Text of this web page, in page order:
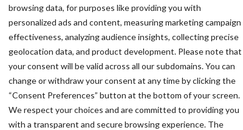
browsing data, for purposes like providing you with
personalized ads and content, measuring marketing campaign
effectiveness, analyzing audience insights, collecting precise
geolocation data, and product development. Please note that
your consent will be valid across all our subdomains. You can
change or withdraw your consent at any time by clicking the
“Consent Preferences” button at the bottom of your screen.
We respect your choices and are committed to providing you
with a transparent and secure browsing experience. The
zodat biologische boeren meer zeker
groei van zowel vraag- als
om in 2030 een kwart van het Europese
Een enorme uitdaging voor veel Europese
een subsidie beschikbaar gesteld, om de lokale
campagne te stimuleren.